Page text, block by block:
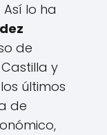
Así lo ha
de
y
últimos
de